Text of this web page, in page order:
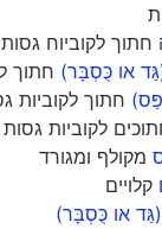
לקוביוח גסות
כֻּסְבָּר)חתוך
חתוך לקוביות
לקוביות גסות
ומגורד
או כֻּסְבָּר)